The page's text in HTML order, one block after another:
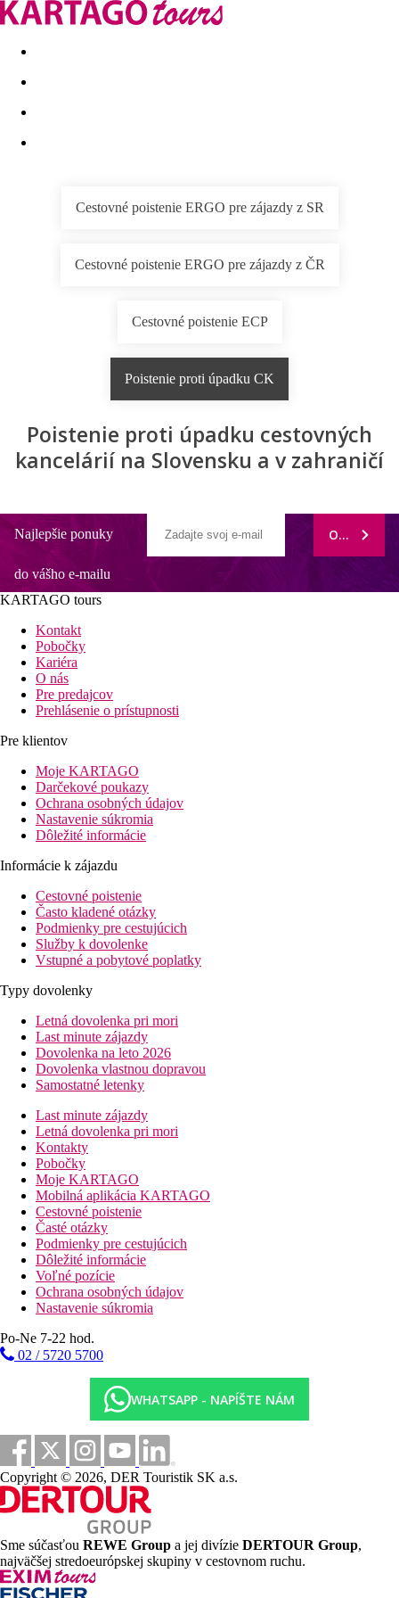
Last minute Dovolenkové kluby
Cestovné poistenie ERGO pre zájazdy z SR
Cestovné poistenie ERGO pre zájazdy z ČR
Cestovné poistenie ECP
Poistenie proti úpadku CK
Poistenie proti úpadku cestovných
kancelárií na Slovensku a v zahraničí
Najlepšie ponuky
do vášho e-mailu
ODOBERAŤ
KARTAGO tours
Kontakt
Pobočky
Kariéra
O nás
Pre predajcov
Prehlásenie o prístupnosti
Pre klientov
Moje KARTAGO
Darčekové poukazy
Ochrana osobných údajov
Nastavenie súkromia
Dôležité informácie
Informácie k zájazdu
Cestovné poistenie
Často kladené otázky
Podmienky pre cestujúcich
Služby k dovolenke
Vstupné a pobytové poplatky
Typy dovolenky
Letná dovolenka pri mori
Last minute zájazdy
Dovolenka na leto 2026
Dovolenka vlastnou dopravou
Samostatné letenky
Last minute zájazdy
Letná dovolenka pri mori
Kontakty
Pobočky
Moje KARTAGO
Mobilná aplikácia KARTAGO
Cestovné poistenie
Časté otázky
Podmienky pre cestujúcich
Dôležité informácie
Voľné pozície
Ochrana osobných údajov
Nastavenie súkromia
Po-Ne 7-22 hod.
02 / 5720 5700
WHATSAPP - NAPÍŠTE NÁM
Copyright © 2026, DER Touristik SK a.s.
Sme súčasťou REWE Group a jej divízie DERTOUR Group,
najväčšej stredoeurópskej skupiny v cestovnom ruchu.